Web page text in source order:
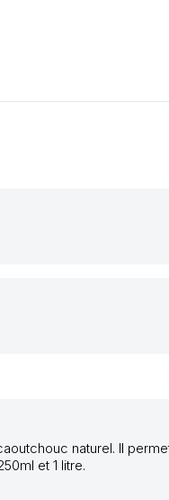
naturel. Il
et 1 litre.